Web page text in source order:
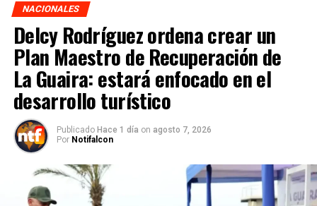
NACIONALES
Delcy Rodríguez ordena crear un
Plan Maestro de Recuperación de
La Guaira: estará enfocado en el
desarrollo turístico
Publicado Hace 1 día on agosto 7, 2026
Por Notifalcon